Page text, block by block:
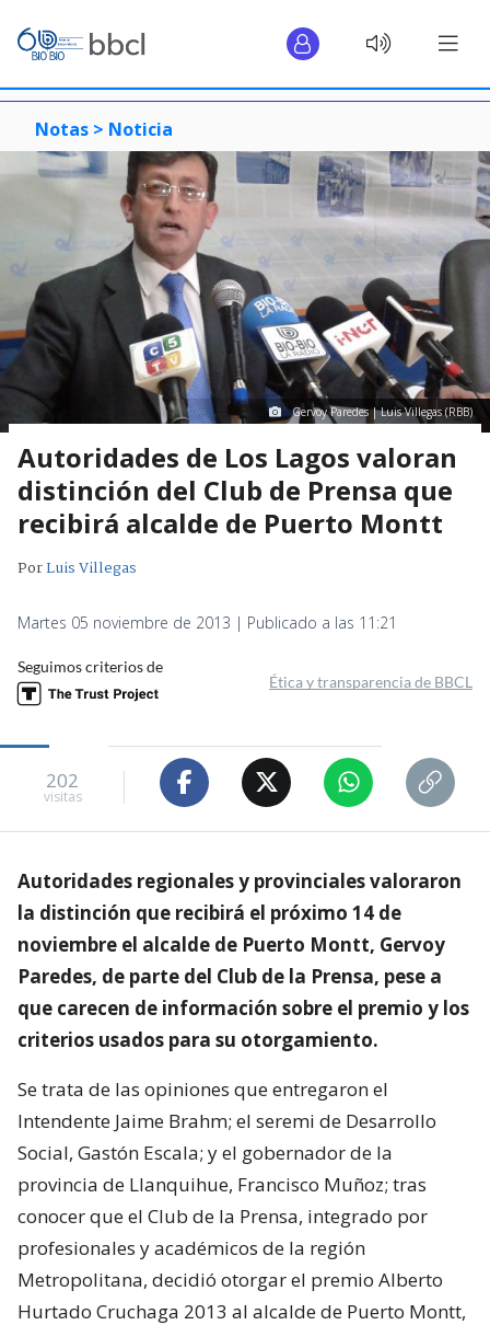
Notas > Noticia
Gervoy Paredes | Luis Villegas (RBB)
Autoridades de Los Lagos valoran
distinción del Club de Prensa que
recibirá alcalde de Puerto Montt
PorLuis Villegas
Martes 05 noviembre de 2013 | Publicado a las 11:21
Seguimos criterios de
Ética y transparencia de BBCL
202
visitas
Autoridades regionales y provinciales valoraron
la distinción que recibirá el próximo 14 de
noviembre el alcalde de Puerto Montt, Gervoy
Paredes, de parte del Club de la Prensa, pese a
que carecen de información sobre el premio y los
criterios usados para su otorgamiento.
Se trata de las opiniones que entregaron el
Intendente Jaime Brahm; el seremi de Desarrollo
Social, Gastón Escala; y el gobernador de la
provincia de Llanquihue, Francisco Muñoz; tras
conocer que el Club de la Prensa, integrado por
profesionales y académicos de la región
Metropolitana, decidió otorgar el premio Alberto
Hurtado Cruchaga 2013 al alcalde de Puerto Montt,